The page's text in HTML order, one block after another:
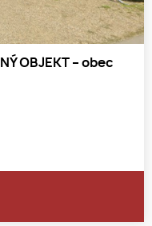
OBJEKT – obec